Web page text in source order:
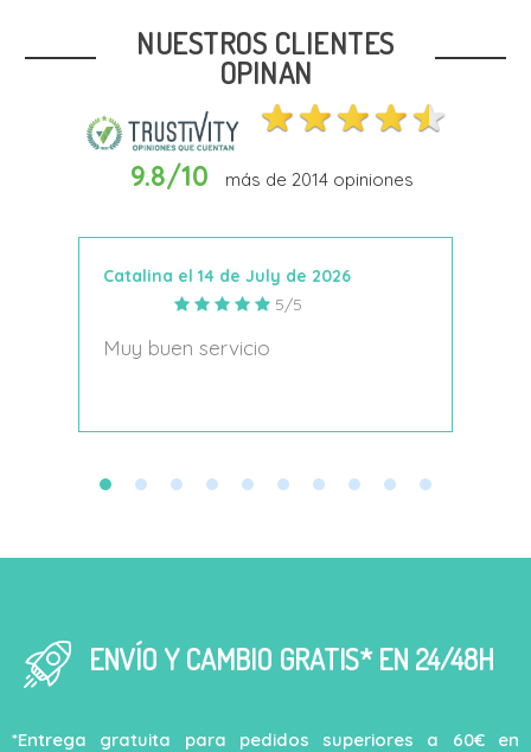
NUESTROS CLIENTES
OPINAN
9.8/10 más de 2014opiniones
Catalina el 14 de July de 2026
5/5
Muy buen servicio
ENVÍO Y CAMBIO GRATIS* EN 24/48H
*Entrega gratuita para pedidos superiores a 60€ en